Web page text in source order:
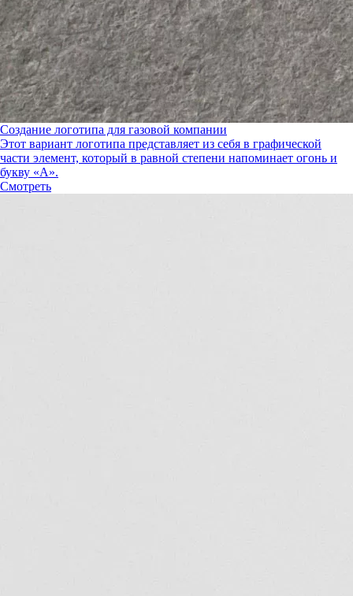
Создание логотипа для газовой компании
Этот вариант логотипа представляет из себя в графической
части элемент, который в равной степени напоминает огонь и
букву «А».
Смотреть